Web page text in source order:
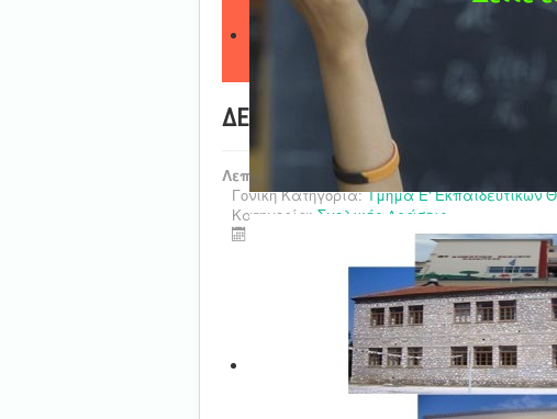
ΔΕΛΤΙΟ ΤΥΠΟΥ - 1o ΝΓ Καρδίτσας
Λεπτομέρειες
Γονική Κατηγορία:Τμήμα Ε' Εκπαιδευτικών
Κατηγορία: Σχολικές Δράσεις
Τελευταία ενημέρωση : 17 Φεβρουαρίου